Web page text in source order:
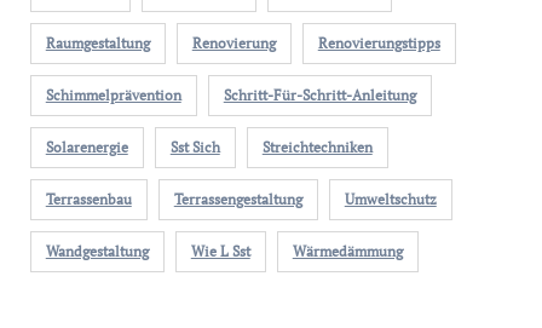
Raumgestaltung Renovierung Renovierungstipps
Schimmelprävention Schritt-Für-Schritt-Anleitung
Solarenergie Sst Sich Streichtechniken
Terrassenbau Terrassengestaltung Umweltschutz
Wandgestaltung Wie L Sst Wärmedämmung